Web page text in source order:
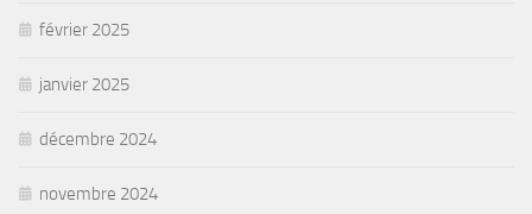
février 2025
janvier 2025
décembre 2024
novembre 2024